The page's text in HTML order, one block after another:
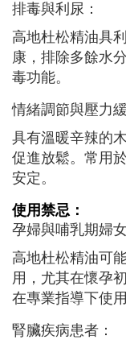
排毒與利尿：
高地杜松精油具
康，排除多餘水
毒功能。
情緒調節與壓力緩
具有溫暖辛辣的
促進放鬆。常用
安定。
使用禁忌：
孕婦與哺乳期婦女
高地杜松精油可
用，尤其在懷孕
在專業指導下使用
腎臟疾病患者：